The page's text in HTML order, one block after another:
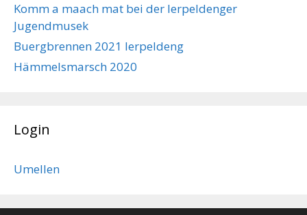
Komm a maach mat bei der Ierpeldenger
Jugendmusek
Buergbrennen 2021 Ierpeldeng
Hämmelsmarsch 2020
Login
Umellen